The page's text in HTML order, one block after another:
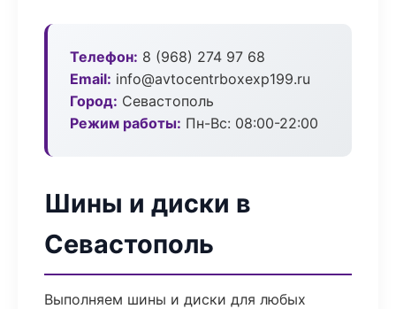
Телефон: 8 (968) 274 97 68
Email: info@avtocentrboxexp199.ru
Город: Севастополь
Режим работы: Пн-Вс: 08:00-22:00
Шины и диски в
Севастополь
Выполняем шины и диски для любых